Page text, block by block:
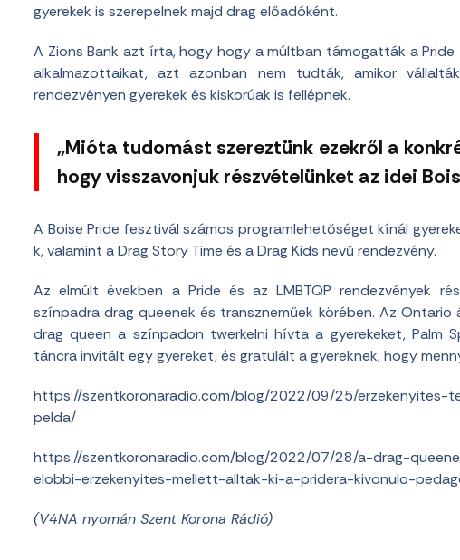
gyerekek is szerepelnek majd drag előadóként.
A Zions Bank azt írta, hogy hogy a múltban támogatták a
alkalmazottaikat, azt azonban nem tudták, amikor
rendezvényen gyerekek és kiskorúak is fellépnek.
„Mióta tudomást szereztünk ezekről a
hogy visszavonjuk részvételünket az idei
A Boise Pride fesztivál számos programlehetőséget kínál
k, valamint a Drag Story Time és a Drag Kids nevű rendezvény.
Az elmúlt években a Pride és az LMBTQP rendezvények
színpadra drag queenek és transzneműek körében. Az
drag queen a színpadon twerkelni hívta a gyerekeket, Palm
táncra invitált egy gyereket, és gratulált a gyereknek, hogy
https://szentkoronaradio.com/blog/2022/09/25/
pelda/
https://szentkoronaradio.com/blog/2022/07/28/a-drag-
elobbi-erzekenyites-mellett-alltak-ki-a-pridera-kivonulo-
(V4NA nyomán Szent Korona Rádió)